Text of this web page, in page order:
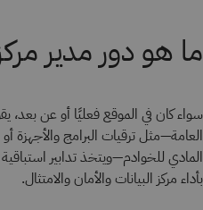
ما هو دور مدير
سواء كان في الموقع فعليًا أو عن بعد،
العامة—مثل ترقيات البرامج والأجهزة
المادي للخوادم—ويتخذ تدابير
بأداء مركز البيانات والأمان والامتثال.